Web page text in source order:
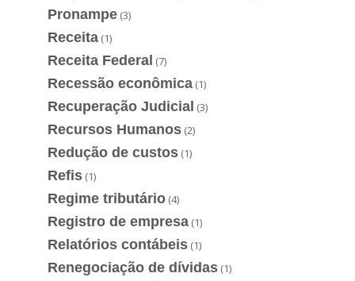
Pronampe (3)
Receita (1)
Receita Federal (7)
Recessão econômica (1)
Recuperação Judicial (3)
Recursos Humanos (2)
Redução de custos (1)
Refis (1)
Regime tributário (4)
Registro de empresa (1)
Relatórios contábeis (1)
Renegociação de dívidas (1)